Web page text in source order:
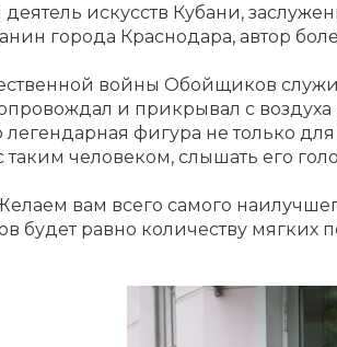
искусств Кубани,
города Краснодара, автор
войны Обойщиков
и прикрывал с
фигура не только
человеком, слышать его
вам всего самого
будет равно количеству мягких